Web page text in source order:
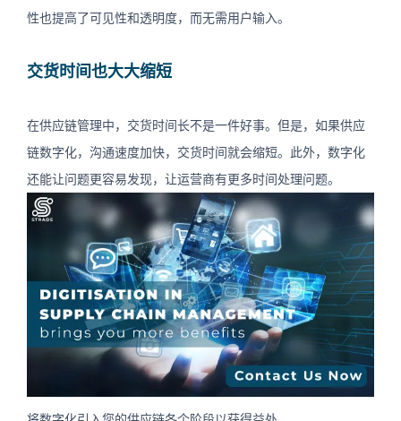
性也提高了可见性和透明度，而无需用户输入。
交货时间也大大缩短
在供应链管理中，交货时间长不是一件好事。但是，如果供应
链数字化，沟通速度加快，交货时间就会缩短。此外，数字化
还能让问题更容易发现，让运营商有更多时间处理问题。